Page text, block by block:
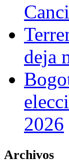
deja
2026
Archivos